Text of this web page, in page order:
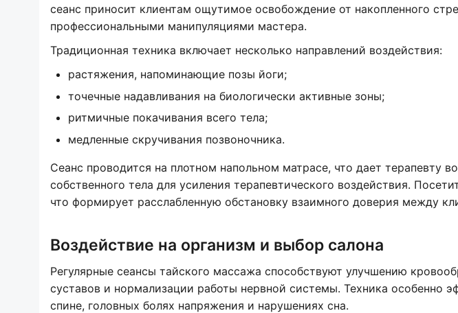
сеанс приносит клиентам ощутимое освобождение от накопленного
профессиональными манипуляциями мастера.
Традиционная техника включает несколько направлений воздействия:
растяжения, напоминающие позы йоги;
точечные надавливания на биологически активные зоны;
ритмичные покачивания всего тела;
медленные скручивания позвоночника.
Сеанс проводится на плотном напольном матрасе, что дает терапевту
собственного тела для усиления терапевтического воздействия.
что формирует расслабленную обстановку взаимного доверия между
Воздействие на организм и выбор салона
Регулярные сеансы тайского массажа способствуют улучшению
суставов и нормализации работы нервной системы. Техника особенно
спине, головных болях напряжения и нарушениях сна.